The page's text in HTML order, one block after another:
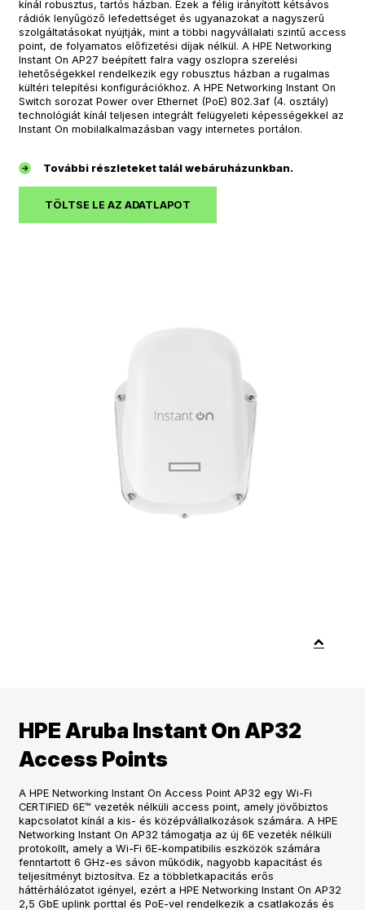
kínál robusztus, tartós házban. Ezek a félig irányított kétsávos
rádiók lenyűgöző lefedettséget és ugyanazokat a nagyszerű
szolgáltatásokat nyújtják, mint a többi nagyvállalati szintű access
point, de folyamatos előfizetési díjak nélkül. A HPE Networking
Instant On AP27 beépített falra vagy oszlopra szerelési
lehetőségekkel rendelkezik egy robusztus házban a rugalmas
kültéri telepítési konfigurációkhoz. A HPE Networking Instant On
Switch sorozat Power over Ethernet (PoE) 802.3af (4. osztály)
technológiát kínál teljesen integrált felügyeleti képességekkel az
Instant On mobilalkalmazásban vagy internetes portálon.
További részleteket talál webáruházunkban.
TÖLTSE LE AZ ADATLAPOT
HPE Aruba Instant On AP32
Access Points
A HPE Networking Instant On Access Point AP32 egy Wi-Fi
CERTIFIED 6E™ vezeték nélküli access point, amely jövőbiztos
kapcsolatot kínál a kis- és középvállalkozások számára. A HPE
Networking Instant On AP32 támogatja az új 6E vezeték nélküli
protokollt, amely a Wi-Fi 6E-kompatibilis eszközök számára
fenntartott 6 GHz-es sávon működik, nagyobb kapacitást és
teljesítményt biztosítva. Ez a többletkapacitás erős
háttérhálózatot igényel, ezért a HPE Networking Instant On AP32
2,5 GbE uplink porttal és PoE-vel rendelkezik a csatlakozás és